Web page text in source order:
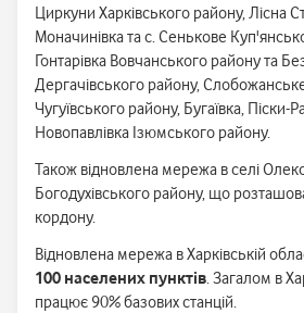
Циркуни Харківського району, Лісна
Моначинівка та с. Сенькове
Гонтарівка Вовчанського району та
Дергачівського району,
Чугуївського району, Бугаївка, Піски-
Новопавлівка Ізюмського району.
Також відновлена мережа в селі
Богодухівського району, що
кордону.
Відновлена мережа в Харківській
100 населених пунктів. Загалом в
працює 90% базових станцій.